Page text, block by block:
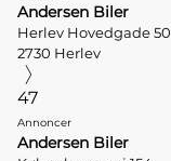
Andersen Biler
Herlev Hovedgade 50
2730 Herlev
47
Annoncer
Andersen Biler